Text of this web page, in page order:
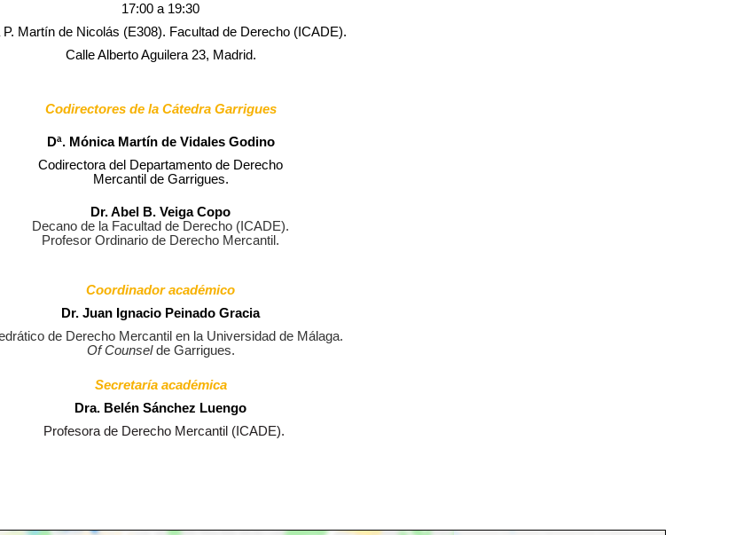
17:00 a 19:30
P. Martín de Nicolás (E308). Facultad de Derecho (ICADE).
Calle Alberto Aguilera 23, Madrid.
Codirectores de la Cátedra Garrigues
Dª. Mónica Martín de Vidales Godino
Codirectora del Departamento de Derecho
Mercantil de Garrigues.
Dr. Abel B. Veiga Copo
Decano de la Facultad de Derecho (ICADE).
Profesor Ordinario de Derecho Mercantil.
Coordinador académico
Dr. Juan Ignacio Peinado Gracia
de Derecho Mercantil en la Universidad de Málaga.
Of Counselde Garrigues.
Secretaría académica
Dra. Belén Sánchez Luengo
Profesora de Derecho Mercantil (ICADE).